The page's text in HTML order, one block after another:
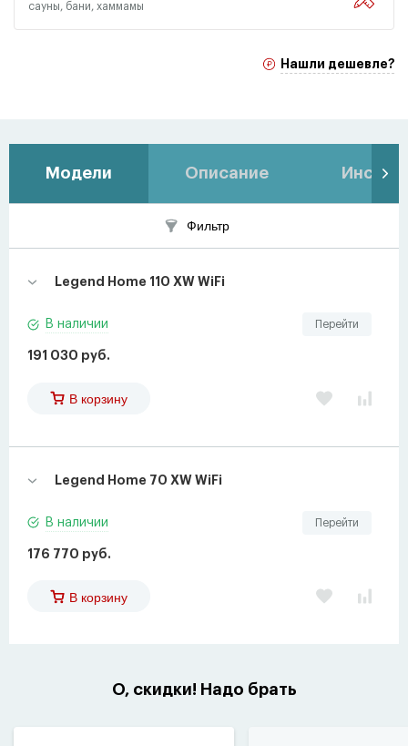
сауны, бани, хаммамы
Нашли дешевле?
Модели Описание
Фильтр
Legend Home 110 XW WiFi
Перейти
В наличии
191 030 руб.
В корзину
Legend Home 70 XW WiFi
Перейти
В наличии
176 770 руб.
В корзину
О, скидки! Надо брать